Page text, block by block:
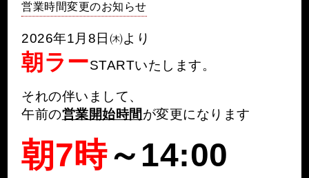
営業時間変更のお知らせ
2026年1月8日㈭より
朝ラーSTARTいたします。
それの伴いまして、
午前の営業開始時間が変更になります
朝7時～14:00